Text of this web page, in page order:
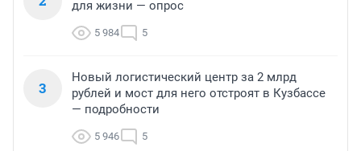
для жизни — опрос
5 984 5
3
Новый логистический центр за 2 млрд
рублей и мост для него отстроят в Кузбассе
— подробности
5 946 5